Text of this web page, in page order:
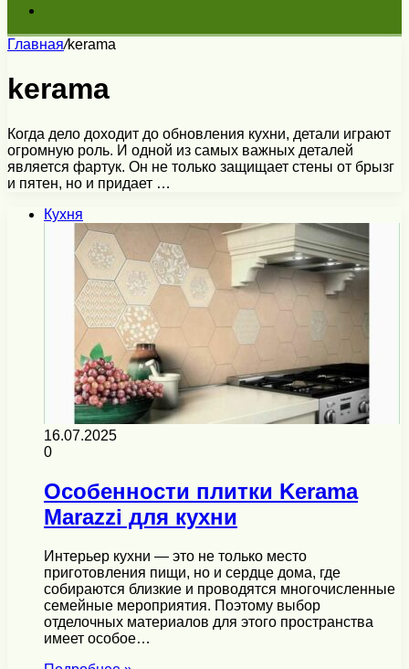
Главная/kerama
kerama
Когда дело доходит до обновления кухни, детали играют
огромную роль. И одной из самых важных деталей
является фартук. Он не только защищает стены от брызг
и пятен, но и придает …
Кухня
16.07.2025
0
Особенности плитки Kerama
Marazzi для кухни
Интерьер кухни — это не только место
приготовления пищи, но и сердце дома, где
собираются близкие и проводятся многочисленные
семейные мероприятия. Поэтому выбор
отделочных материалов для этого пространства
имеет особое…